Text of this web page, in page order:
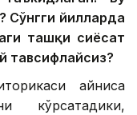
Сўнгги йилларда
ташқи сиёсат
тавсифлайсиз?
айниқса
кўрсатадики,